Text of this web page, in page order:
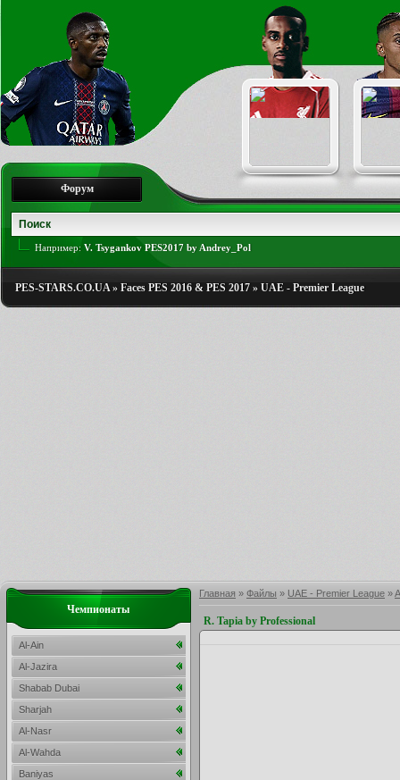
Форум
Например: V. Tsygankov PES2017 by Andrey_Pol
PES-STARS.CO.UA» Faces PES 2016 & PES 2017 » UAE - Premier League
Главная » Файлы » UAE - Premier League »
R. Tapia by Professional
Чемпионаты
Al-Ain
Al-Jazira
Shabab Dubai
Sharjah
Al-Nasr
Al-Wahda
Baniyas